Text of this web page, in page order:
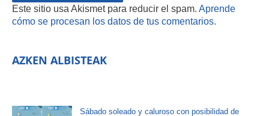
Este sitio usa Akismet para reducir el spam. Aprende
cómo se procesan los datos de tus comentarios.
AZKEN ALBISTEAK
Sábado soleado y caluroso con posibilidad de